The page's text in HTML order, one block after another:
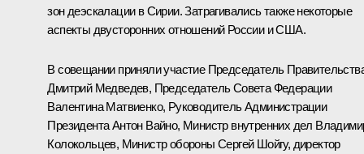
зон деэскалации в Сирии. Затрагивались также некоторые
аспекты двусторонних отношений России и США.
В совещании приняли участие Председатель
Дмитрий Медведев, Председатель Совета Федерации
Валентина Матвиенко, Руководитель Администрации
ПрезидентаАнтон Вайно, Министр внутренних дел
Колокольцев, Министр обороны Сергей Шойгу, директор